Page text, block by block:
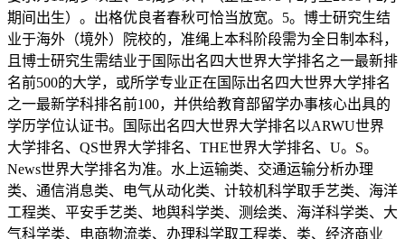
期间出生）。出格优良者春秋可恰当放宽。5。博士研究生结
业于海外（境外）院校的，准绳上本科阶段需为全日制本科，
且博士研究生需结业于国际出名四大世界大学排名之一最新排
名前500的大学，或所学专业正在国际出名四大世界大学排名
之一最新学科排名前100，并供给教育部留学办事核心出具的
学历学位认证书。国际出名四大世界大学排名以ARWU世界
大学排名、QS世界大学排名、THE世界大学排名、U。S。
News世界大学排名为准。水上运输类、交通运输分析办理
类、通信消息类、电气从动化类、计较机科学取手艺类、海洋
工程类、平安手艺类、地舆科学类、测绘类、海洋科学类、大
气科学类、电商物流类、办理科学取工程类、类、经济商业